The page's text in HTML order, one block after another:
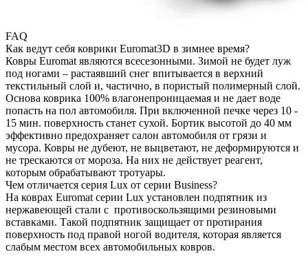
FAQ
Как ведут себя коврики Euromat3D в зимнее время?
Ковры Euromat являются всесезонными. Зимой не будет луж
под ногами – растаявший снег впитывается в верхний
текстильный слой и, частично, в пористый полимерный слой.
Основа коврика 100% влагонепроницаемая и не дает воде
попасть на пол автомобиля. При включенной печке через 10 -
15 мин. поверхность станет сухой. Бортик высотой до 40 мм
эффективно предохраняет салон автомобиля от грязи и
мусора. Ковры не дубеют, не выцветают, не деформируются и
не трескаются от мороза. На них не действует реагент,
которым обрабатывают тротуары.
Чем отличается серия Lux от серии Business?
На коврах Euromat серии Lux установлен подпятник из
нержавеющей стали с противоскользящими резиновыми
вставками. Такой подпятник защищает от протирания
поверхность под правой ногой водителя, которая является
слабым местом всех автомобильных ковров.